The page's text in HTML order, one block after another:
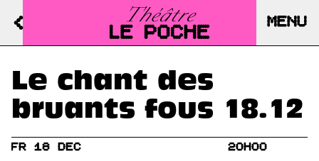
MENU
Le chant des
bruants fous 18.12
FR 18 DEC 20H00